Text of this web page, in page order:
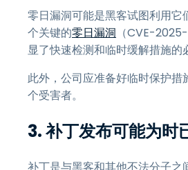
零日漏洞可能是黑客试图利用
个关键的零日漏洞 （CVE-
显了快速检测和临时缓解措施的
此外，公司应准备好临时保护
个受害者。
3. 补丁发布可能为时